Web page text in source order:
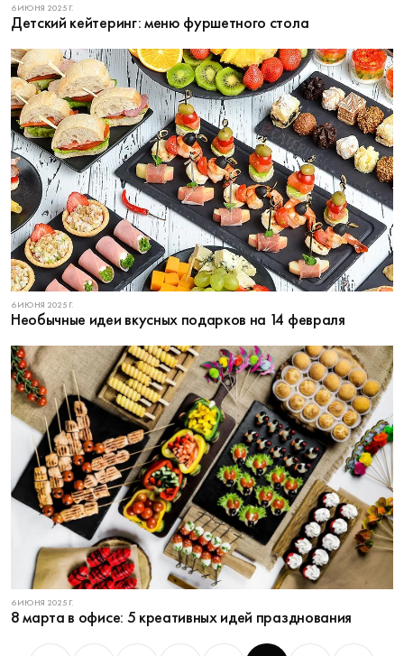
6 ИЮНЯ 2025 Г.
Детский кейтеринг: меню фуршетного стола
6 ИЮНЯ 2025 Г.
Необычные идеи вкусных подарков на 14 февраля
6 ИЮНЯ 2025 Г.
8 марта в офисе: 5 креативных идей празднования